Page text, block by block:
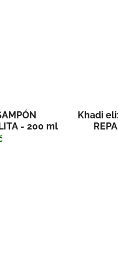
- 200 ml
Khadi